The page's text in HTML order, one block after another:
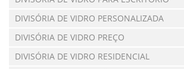
DIVISÓRIA DE VIDRO PERSONALIZADA
DIVISÓRIA DE VIDRO PREÇO
DIVISÓRIA DE VIDRO RESIDENCIAL